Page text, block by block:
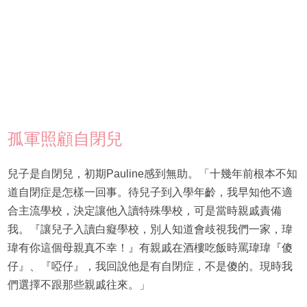
孤軍照顧自閉兒
兒子是自閉兒，初期Pauline感到無助。「十幾年前根本不知
道自閉症是怎樣一回事。待兒子到入學年齡，我早知他不適
合主流學校，決定讓他入讀特殊學校，可是當時親戚責備
我。『讓兒子入讀白癡學校，別人知道會歧視我們一家，瑋
瑋有你這個母親真不幸！』有親戚在酒樓吃飯時罵瑋瑋『傻
仔』、『啞仔』，我回說他是有自閉症，不是傻的。現時我
們選擇不跟那些親戚往來。」